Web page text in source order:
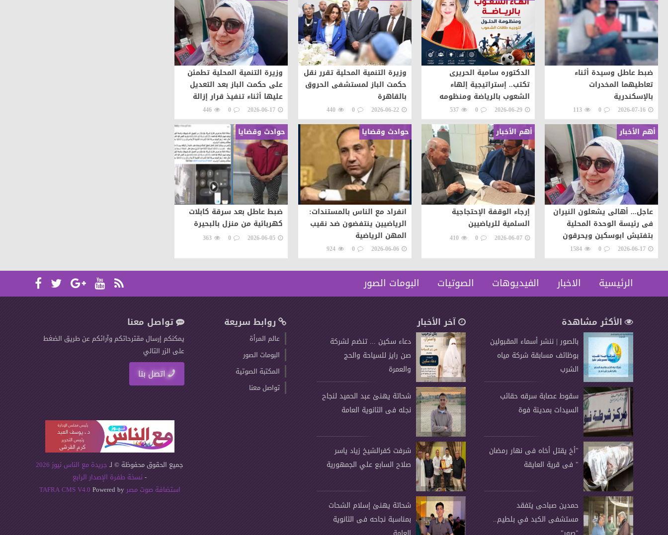
ضبط عاطل وسيدة أثناء
تعاطيهما المخدرات
بالإسكندرية
2026-07-16
0
113
الدكتوره سامية الحريرى
تكتب.. إستراتيجية إلهاء
الشعوب بالرياضة ومنظومه
الحلول لتوجيه طاقات الشعوب
نحو التطور والابداع
2026-06-29
0
537
وزيرة التنمية المحلية تقرر نقل
حكمت الباز لمستشفى الحروق
بالقاهرة
2026-06-22
0
440
وزيرة التنمية المحلية تطمئن
على حكمت الباز بعد التعديل
عليها أثناء تنفيذ قرار إزالة
2026-06-17
0
446
أهم الأخبار
عاجل... أهالى يشعلون النيران
فى رئيسة الوحدة المحلية
بتفتيش ابوسكين ويحرقون
سيارتها اعتراضات على تنفيذ
قرار إزالة..
2026-06-17
0
1584
أهم الأخبار
إرجاء الوقفة الإحتجاجية
السلمية للرياضيين
2026-06-07
0
410
حوادث وقضايا
انفراد مع الناس بالمستندات:
الرياضيين ينتفضون ضد نقيب
المهن الرياضية
2026-06-06
0
924
حوادث وقضايا
ضبط عاطل بعد سرقة كابلات
كهربائية من منزل بالبحيرة
2026-06-05
0
363
الرئيسية الاخبار الفيديوهات الصوتيات البومات الصور
الأكثر مشاهدة
بالصور | ننشر أسماء المقبولين
بوظائف مسابقة شركة مياه
الشرب
سقوط عصابة سرقه حقائب
السيدات بمدينة فوة
"أخ يقتل أخاه فى نهار رمضان
" فى قرية العايقة
حمدين صباحى يتفقد
مستشفى الكبد في بلطيم..
آخر الأخبار
دعاء سكين ... تنضم لشركة
صن رايز للسياحة والحج
والعمرة
شحاتة يهنئ عبد الحميد لنجاح
نجله فى الثانوية العامة
شرفت كفرالشيخ زياد ياسر
صلاح السابع علي الجمهورية
شحاتة يهنئ إسلام الشحات
بمناسبة نجاحه فى الثانوية
روابط سريعة
عالم المرأة
البومات الصور
المكتبة الصوتية
تواصل معنا
تواصل معنا
يمكنكم إرسال مقترحاتكم وآرائكم عن طريق الضغط
على الزر التالي
اتصل بنا
جميع الحقوق محفوظة © لـ جريدة مع الناس نيوز 2026
- نسخة طفرة الإصدار الرابع
استضافة صوت مصر
TAFRA CMS V4.0 Powered by